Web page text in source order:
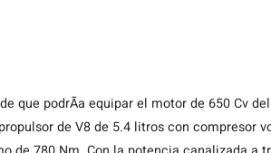
que podrÃ­a equipar el motor de 650 Cv
de V8 de 5.4 litros con compresor